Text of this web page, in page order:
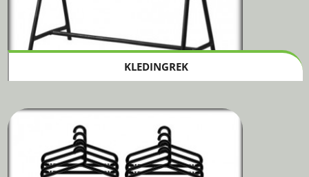
KLEDINGREK